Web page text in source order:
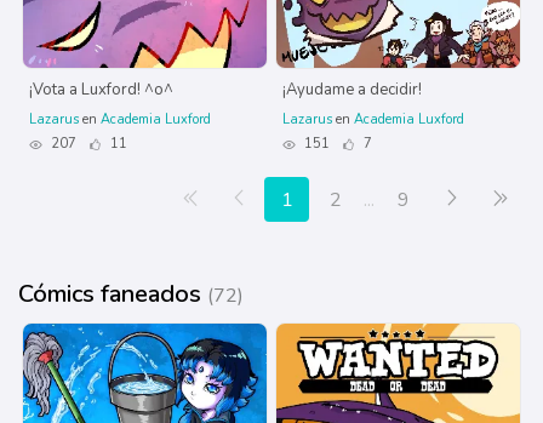
¡Vota a Luxford! ^o^
Lazarus en Academia Luxford
207
11
¡Ayudame a decidir!
Lazarus en Academia Luxford
151
7
Primera página
Anterior
1 2 ... 9 Siguiente
Cómics faneados (72)